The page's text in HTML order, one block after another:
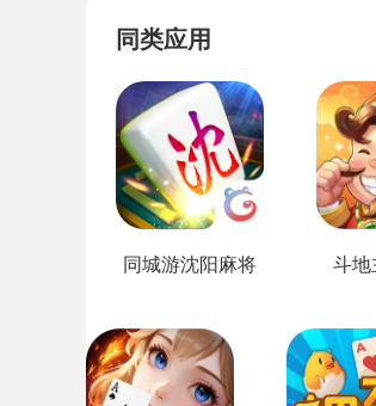
同类应用
同城游沈阳麻将 斗地